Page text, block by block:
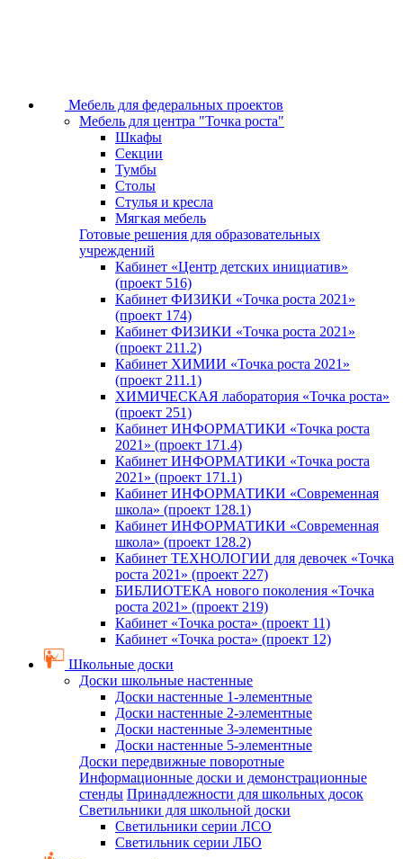
Мебель для федеральных проектов
Мебель для центра "Точка роста"
Шкафы
Секции
Тумбы
Столы
Стулья и кресла
Мягкая мебель
Готовые решения для образовательных
учреждений
Кабинет «Центр детских инициатив»
(проект 516)
Кабинет ФИЗИКИ «Точка роста 2021»
(проект 174)
Кабинет ФИЗИКИ «Точка роста 2021»
(проект 211.2)
Кабинет ХИМИИ «Точка роста 2021»
(проект 211.1)
ХИМИЧЕСКАЯ лаборатория «Точка роста»
(проект 251)
Кабинет ИНФОРМАТИКИ «Точка роста
2021» (проект 171.4)
Кабинет ИНФОРМАТИКИ «Точка роста
2021» (проект 171.1)
Кабинет ИНФОРМАТИКИ «Современная
школа» (проект 128.1)
Кабинет ИНФОРМАТИКИ «Современная
школа» (проект 128.2)
Кабинет ТЕХНОЛОГИИ для девочек «Точка
роста 2021» (проект 227)
БИБЛИОТЕКА нового поколения «Точка
роста 2021» (проект 219)
Кабинет «Точка роста» (проект 11)
Кабинет «Точка роста» (проект 12)
Школьные доски
Доски школьные настенные
Доски настенные 1-элементные
Доски настенные 2-элементные
Доски настенные 3-элементные
Доски настенные 5-элементные
Доски передвижные поворотные
Информационные доски и демонстрационные
стенды Принадлежности для школьных досок
Светильники для школьной доски
Светильники серии ЛСО
Светильник серии ЛБО